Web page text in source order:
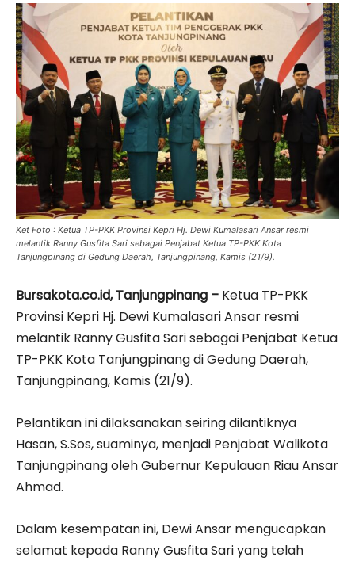
Ket Foto : Ketua TP-PKK Provinsi Kepri Hj. Dewi Kumalasari Ansar resmi
melantik Ranny Gusfita Sari sebagai Penjabat Ketua TP-PKK Kota
Tanjungpinang di Gedung Daerah, Tanjungpinang, Kamis (21/9).
Bursakota.co.id, Tanjungpinang – Ketua TP-PKK
Provinsi Kepri Hj. Dewi Kumalasari Ansar resmi
melantik Ranny Gusfita Sari sebagai Penjabat Ketua
TP-PKK Kota Tanjungpinang di Gedung Daerah,
Tanjungpinang, Kamis (21/9).
Pelantikan ini dilaksanakan seiring dilantiknya
Hasan, S.Sos, suaminya, menjadi Penjabat Walikota
Tanjungpinang oleh Gubernur Kepulauan Riau Ansar
Ahmad.
Dalam kesempatan ini, Dewi Ansar mengucapkan
selamat kepada Ranny Gusfita Sari yang telah